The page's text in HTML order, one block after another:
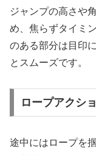
ジャンプの高さや
め、焦らずタイミ
のある部分は目印
とスムーズです。
ロープアクシ
途中にはロープを